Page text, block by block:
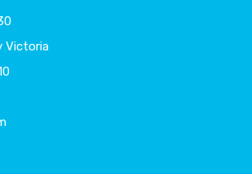
Victoria